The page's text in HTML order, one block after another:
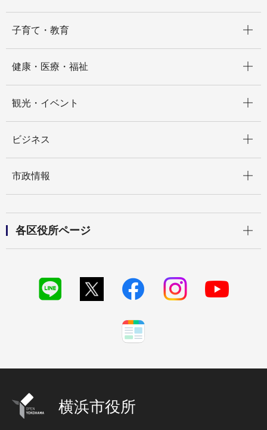
子育て・教育
健康・医療・福祉
観光・イベント
ビジネス
市政情報
各区役所ページ
横浜市役所